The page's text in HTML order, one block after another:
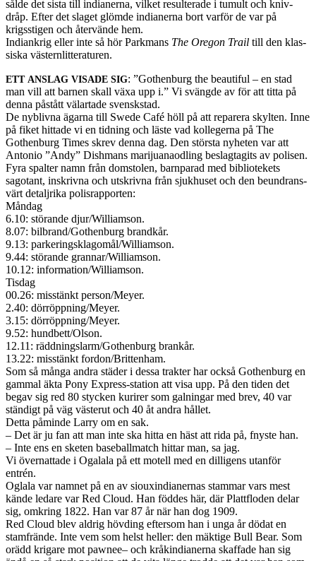
sålde det sista till indi­an­erna, vilket resul­ter­ade i tumult och kniv­
dråp. Efter det slaget glömde indi­an­erna bort var­för de var på
krigssti­gen och åter­vände hem.
Indi­ankrig eller inte så hör Park­mans The Ore­gon Trail till den klas­
siska västernlitteraturen.
ETT ANSLAG VISADE SIG: ”Gothen­burg the beau­ti­ful – en stad
man vill att bar­nen skall växa upp i.” Vi svängde av för att titta på
denna påstått välar­tade sven­skstad.
De nyblivna ägarna till Swede Café höll på att repar­era skyl­ten. Inne
på fiket hit­tade vi en tid­ning och läste vad kol­legerna på The
Gothen­burg Times skrev denna dag. Den största nyheten var att
Anto­nio ”Andy” Dish­mans mar­i­jua­naodling beslag­tag­its av polisen.
Fyra spal­ter namn från dom­stolen, barn­parad med bib­liotekets
sagotant, inskrivna och utskrivna från sjukhuset och den beun­drans­
värt detaljrika polis­rap­porten:
Måndag
6.10: störande djur/Williamson.
8.07: bilbrand/Gothenburg brand­kår.
9.13: parkeringsklagomål/Williamson.
9.44: störande grannar/Williamson.
10.12: information/Williamson.
Tis­dag
00.26: mis­stänkt person/Meyer.
2.40: dörröppning/Meyer.
3.15: dörröppning/Meyer.
9.52: hundbett/Olson.
12.11: räddningslarm/Gothenburg brankår.
13.22: mis­stänkt fordon/Brittenham.
Som så många andra städer i dessa trak­ter har också Gothen­burg en
gam­mal äkta Pony Express-station att visa upp. På den tiden det
begav sig red 80 sty­cken kurirer som gal­ningar med brev, 40 var
ständigt på väg västerut och 40 åt andra hål­let.
Detta påminde Larry om en sak.
– Det är ju fan att man inte ska hitta en häst att rida på, fnyste han.
– Inte ens en sketen base­ball­match hit­tar man, sa jag.
Vi över­nat­tade i Ogalala på ett motell med en dil­li­gens utan­för
entrén.
Oglala var nam­net på en av siouxin­di­an­er­nas stam­mar vars mest
kände ledare var Red Cloud. Han föd­des här, där Plat­tflo­den delar
sig, omkring 1822. Han var 87 år när han dog 1909.
Red Cloud blev aldrig hövd­ing efter­som han i unga år dödat en
stam­frände. Inte vem som helst heller: den mäk­tige Bull Bear. Som
orädd kri­gare mot pawnee– och kråkin­di­an­erna skaf­fade han sig